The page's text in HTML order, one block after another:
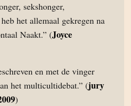
sekshonger,
het allemaal gekregen na
Naakt.” (Joyce
en met de vinger
het multicultidebat.” (jury
)